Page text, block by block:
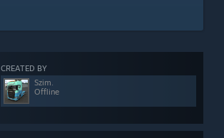
CREATED BY
Szim.
Offline